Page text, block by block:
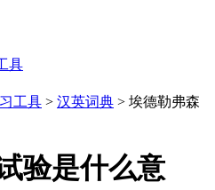
具
工具 > 汉英词典 > 埃德勒弗森
验是什么意